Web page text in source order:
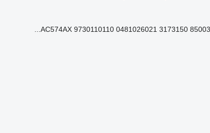
AC574AX 9730110110 0481026021 3173150